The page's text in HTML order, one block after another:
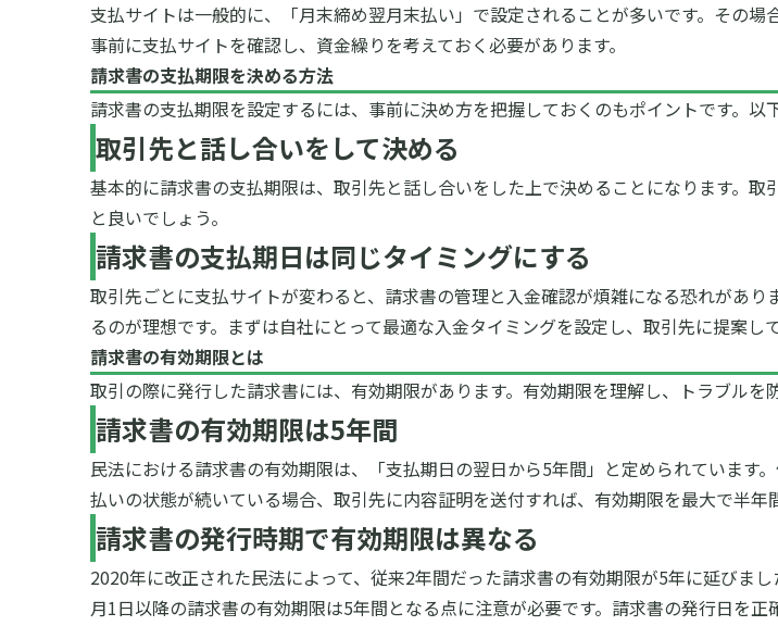
支払サイトは一般的に、「月末締め翌月末払い」で設定されることが多いです。その
事前に支払サイトを確認し、資金繰りを考えておく必要があります。
請求書の支払期限を決める方法
請求書の支払期限を設定するには、事前に決め方を把握しておくのもポイントです。 以
取引先と話し合いをして決める
基本的に請求書の支払期限は、取引先と話し合いをした上で決めることになります。
と良いでしょう。
請求書の支払期日は同じタイミングにする
取引先ごとに支払サイトが変わると、請求書の管理と入金確認が煩雑になる恐れがあ
るのが理想です。 まずは自社にとって最適な入金タイミングを設定し、取引先に提案し
請求書の有効期限とは
取引の際に発行した請求書には、有効期限があります。有効期限を理解し、トラブルを
請求書の有効期限は5年間
民法における請求書の有効期限は、「支払期日の翌日から5年間」と定められています
払いの状態が続いている場合、取引先に内容証明を送付すれば、有効期限を最大で半年
請求書の発行時期で有効期限は異なる
2020年に改正された民法によって、従来2年間だった請求書の有効期限が5年に延びま
月1日以降の請求書の有効期限は5年間となる点に注意が必要です。 請求書の発行日を正